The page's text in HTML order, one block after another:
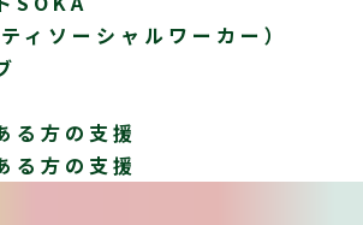
ィソーシャルワーカー）
る方の支援
る方の支援